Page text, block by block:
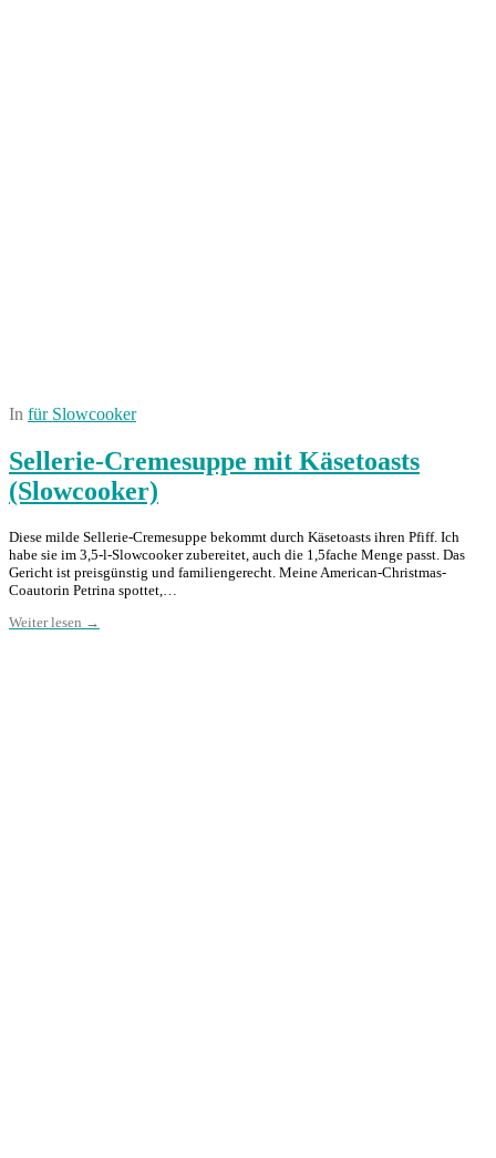
In für Slowcooker
Sellerie-Cremesuppe mit Käsetoasts
(Slowcooker)
Diese milde Sellerie-Cremesuppe bekommt durch Käsetoasts ihren Pfiff. Ich
habe sie im 3,5-l-Slowcooker zubereitet, auch die 1,5fache Menge passt. Das
Gericht ist preisgünstig und familiengerecht. Meine American-Christmas-
Coautorin Petrina spottet,…
Weiter lesen →